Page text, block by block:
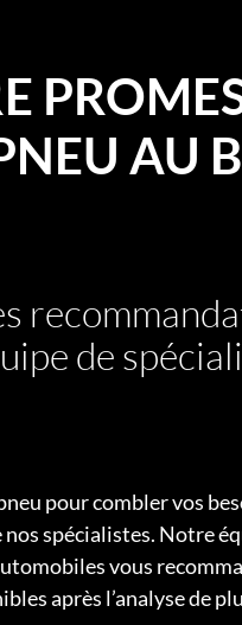
AU
de
pour combler vos
nos spécialistes. Notre
vous
après l’analyse de